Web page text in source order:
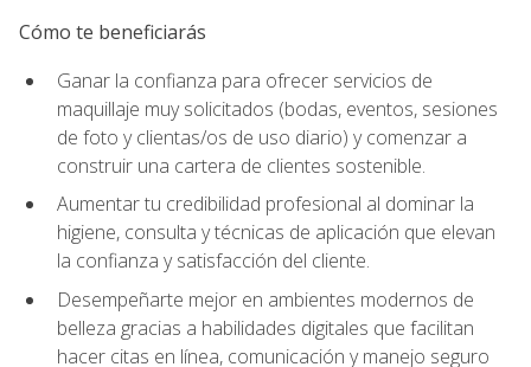
Cómo te beneficiarás
Ganar la confianza para ofrecer servicios de
maquillaje muy solicitados (bodas, eventos, sesiones
de foto y clientas/os de uso diario) y comenzar a
construir una cartera de clientes sostenible.
Aumentar tu credibilidad profesional al dominar la
higiene, consulta y técnicas de aplicación que elevan
la confianza y satisfacción del cliente.
Desempeñarte mejor en ambientes modernos de
belleza gracias a habilidades digitales que facilitan
hacer citas en línea, comunicación y manejo seguro